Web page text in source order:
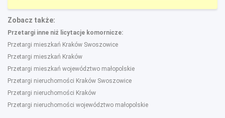
Zobacz także:
Przetargi inne niż licytacje komornicze:
Przetargi mieszkań Kraków Swoszowice
Przetargi mieszkań Kraków
Przetargi mieszkań województwo małopolskie
Przetargi nieruchomości Kraków Swoszowice
Przetargi nieruchomości Kraków
Przetargi nieruchomości województwo małopolskie